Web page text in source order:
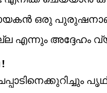
ഒരു
അദ്ദേഹം